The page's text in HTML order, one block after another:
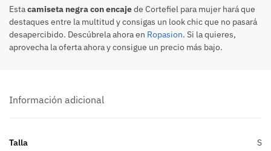
Estacamiseta negra con encajede Cortefiel para mujer hará que
destaques entre la multitud y consigas un look chic que no pasará
desapercibido. Descúbrela ahora en Ropasion. Si la quieres,
aprovecha la oferta ahora y consigue un precio más bajo.
Información adicional
Talla S